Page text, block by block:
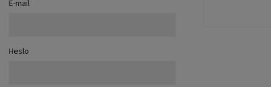
E-mail
Heslo